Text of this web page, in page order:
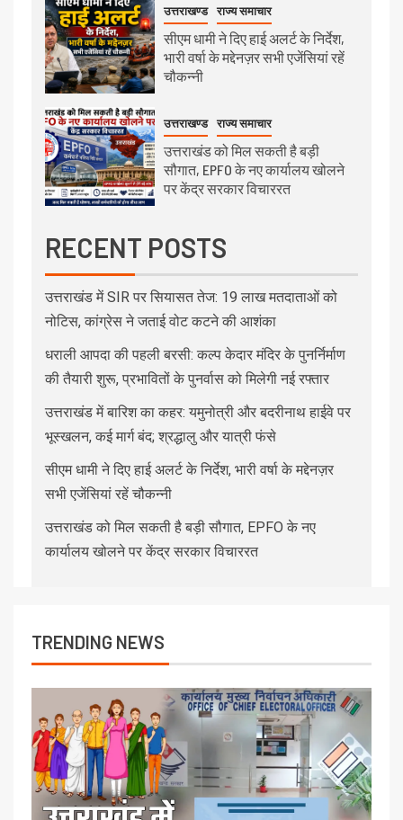
उत्तराखण्ड राज्य समाचार
सीएम धामी ने दिए हाई अलर्ट के निर्देश,
भारी वर्षा के मद्देनज़र सभी एजेंसियां रहें
चौकन्नी
उत्तराखण्ड राज्य समाचार
उत्तराखंड को मिल सकती है बड़ी
सौगात, EPFO के नए कार्यालय खोलने
पर केंद्र सरकार विचाररत
RECENT POSTS
उत्तराखंड में SIR पर सियासत तेज: 19 लाख मतदाताओं को
नोटिस, कांग्रेस ने जताई वोट कटने की आशंका
धराली आपदा की पहली बरसी: कल्प केदार मंदिर के पुनर्निर्माण
की तैयारी शुरू, प्रभावितों के पुनर्वास को मिलेगी नई रफ्तार
उत्तराखंड में बारिश का कहर: यमुनोत्री और बदरीनाथ हाईवे पर
भूस्खलन, कई मार्ग बंद; श्रद्धालु और यात्री फंसे
सीएम धामी ने दिए हाई अलर्ट के निर्देश, भारी वर्षा के मद्देनज़र
सभी एजेंसियां रहें चौकन्नी
उत्तराखंड को मिल सकती है बड़ी सौगात, EPFO के नए
कार्यालय खोलने पर केंद्र सरकार विचाररत
TRENDING NEWS